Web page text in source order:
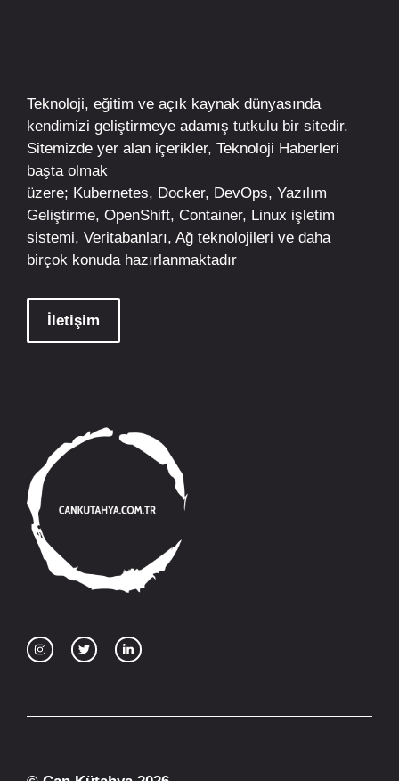
Teknoloji, eğitim ve açık kaynak dünyasında
kendimizi geliştirmeye adamış tutkulu bir sitedir.
Sitemizde yer alan içerikler, Teknoloji Haberleri
başta olmak
üzere; Kubernetes, Docker, DevOps, Yazılım
Geliştirme, OpenShift, Container, Linux işletim
sistemi, Veritabanları, Ağ teknolojileri ve daha
birçok konuda hazırlanmaktadır
İletişim